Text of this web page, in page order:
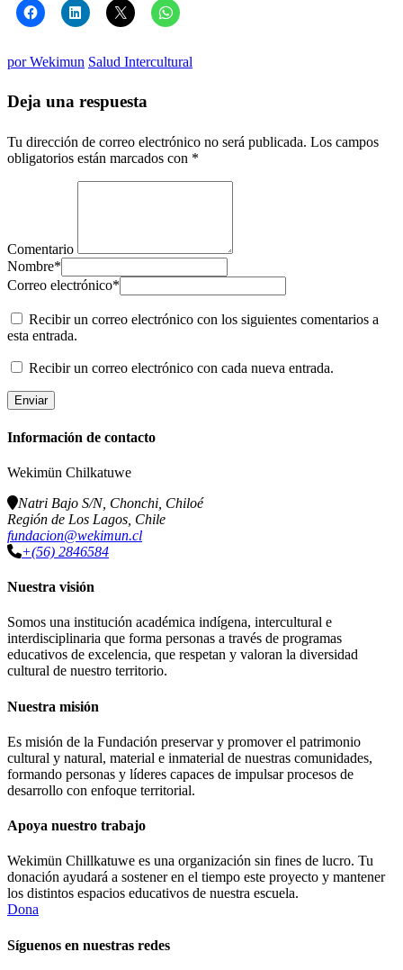
porWekimun Salud Intercultural
Deja una respuesta
Tu dirección de correo electrónico no será publicada. Los campos
obligatorios están marcados con *
Comentario
Nombre*
Correo electrónico*
Recibir un correo electrónico con los siguientes comentarios a
esta entrada.
Recibir un correo electrónico con cada nueva entrada.
Información de contacto
Wekimün Chilkatuwe
Natri Bajo S/N, Chonchi, Chiloé
Región de Los Lagos, Chile
fundacion@wekimun.cl
+(56) 2846584
Nuestra visión
Somos una institución académica indígena, intercultural e
interdisciplinaria que forma personas a través de programas
educativos de excelencia, que respetan y valoran la diversidad
cultural de nuestro territorio.
Nuestra misión
Es misión de la Fundación preservar y promover el patrimonio
cultural y natural, material e inmaterial de nuestras comunidades,
formando personas y líderes capaces de impulsar procesos de
desarrollo con enfoque territorial.
Apoya nuestro trabajo
Wekimün Chillkatuwe es una organización sin fines de lucro. Tu
donación ayudará a sostener en el tiempo este proyecto y mantener
los distintos espacios educativos de nuestra escuela.
Dona
Síguenos en nuestras redes